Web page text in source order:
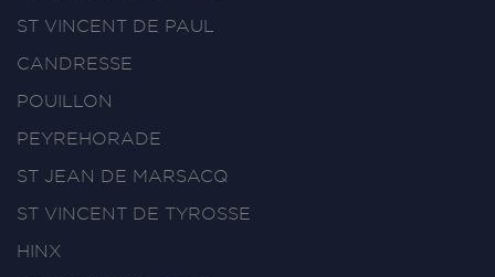
ST VINCENT DE PAUL
CANDRESSE
POUILLON
PEYREHORADE
ST JEAN DE MARSACQ
ST VINCENT DE TYROSSE
HINX